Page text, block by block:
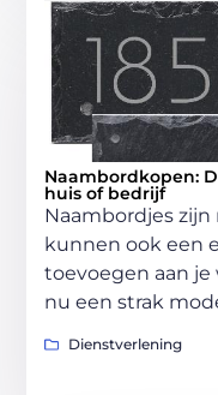
Naambordkopen:
huis of bedrijf
Naambordjes
kunnen ook een
toevoegen aan je
nu een strak
Dienstverlening